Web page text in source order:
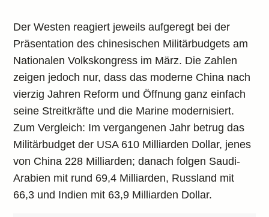
Der Westen reagiert jeweils aufgeregt bei der
Präsentation des chinesischen Militärbudgets am
Nationalen Volkskongress im März. Die Zahlen
zeigen jedoch nur, dass das moderne China nach
vierzig Jahren Reform und Öffnung ganz einfach
seine Streitkräfte und die Marine modernisiert.
Zum Vergleich: Im vergangenen Jahr betrug das
Militärbudget der USA 610 Milliarden Dollar, jenes
von China 228 Milliarden; danach folgen Saudi-
Arabien mit rund 69,4 Milliarden, Russland mit
66,3 und Indien mit 63,9 Milliarden Dollar.